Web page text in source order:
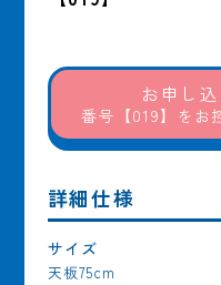
お申し
番号【019】をお
詳細仕様
サイズ
天板75cm